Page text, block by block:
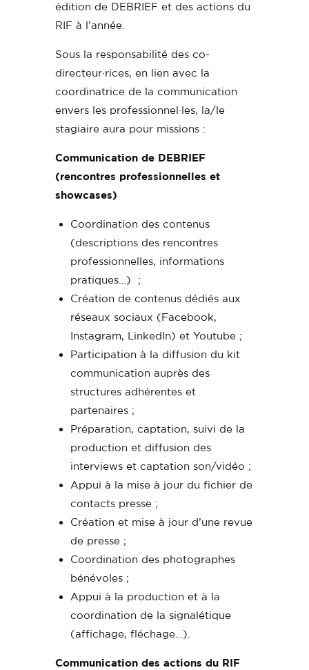
édition de DEBRIEF et des actions du
RIF à l’année.
Sous la responsabilité des co-
directeur·rices, en lien avec la
coordinatrice de la communication
envers les professionnel·les, la/le
stagiaire aura pour missions :
Communication de DEBRIEF
(rencontres professionnelles et
showcases)
Coordination des contenus
(descriptions des rencontres
professionnelles, informations
pratiques…) ;
Création de contenus dédiés aux
réseaux sociaux (Facebook,
Instagram, LinkedIn) et Youtube ;
Participation à la diffusion du kit
communication auprès des
structures adhérentes et
partenaires ;
Préparation, captation, suivi de la
production et diffusion des
interviews et captation son/vidéo ;
Appui à la mise à jour du fichier de
contacts presse ;
Création et mise à jour d’une revue
de presse ;
Coordination des photographes
bénévoles ;
Appui à la production et à la
coordination de la signalétique
(affichage, fléchage…).
Communication des actions du RIF